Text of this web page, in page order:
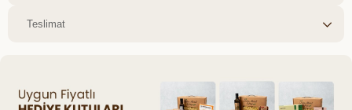
Teslimat